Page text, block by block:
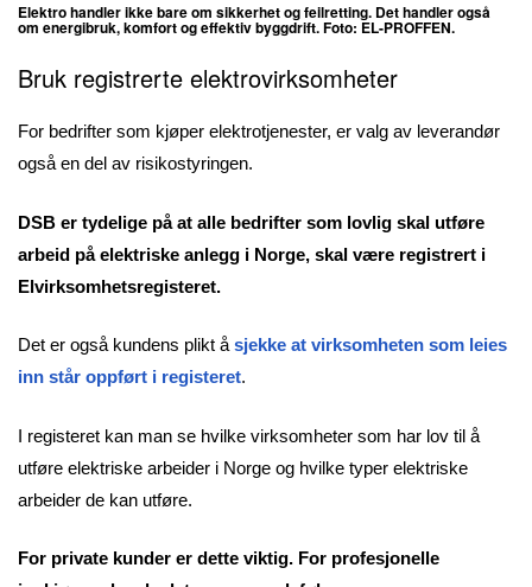
Elektro handler ikke bare om sikkerhet og feilretting. Det handler også
om energibruk, komfort og effektiv byggdrift. Foto: EL-PROFFEN.
Bruk registrerte elektrovirksomheter
For bedrifter som kjøper elektrotjenester, er valg av leverandør
også en del av risikostyringen.
DSB er tydelige på at alle bedrifter som lovlig skal utføre
arbeid på elektriske anlegg i Norge, skal være registrert i
Elvirksomhetsregisteret.
Det er også kundens plikt å sjekke at virksomheten som leies
inn står oppført i registeret.
I registeret kan man se hvilke virksomheter som har lov til å
utføre elektriske arbeider i Norge og hvilke typer elektriske
arbeider de kan utføre.
For private kunder er dette viktig. For profesjonelle